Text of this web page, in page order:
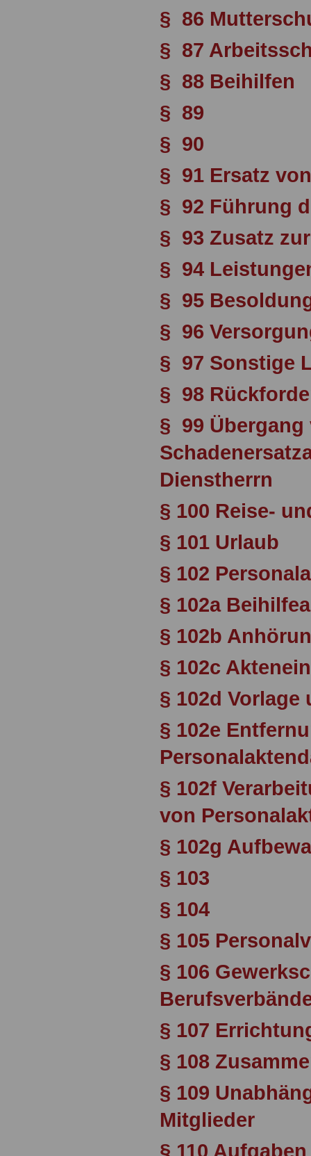
§ 86
§ 87
§ 88 Beihilfen
§ 89
§ 90
§ 91 Ersatz
§ 92 Führung
§ 93 Zusatz
§ 94
§ 95
§ 96
§ 97 Sonstige
§ 98
§ 99 Übergang
Dienstherrn
§ 100 Reise-
§ 101 Urlaub
§ 102
§ 102a
§ 102b
§ 102c
§ 102d
§ 102e
§ 102f
von
§ 102g
§ 103
§ 104
§ 105
§ 106
§ 107
§ 108
§ 109
Mitglieder
§ 110 Aufgaben